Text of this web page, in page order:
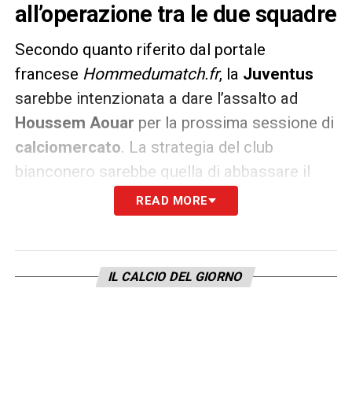
all’operazione tra le due squadre
Secondo quanto riferito dal portale
francese Hommedumatch.fr, la Juventus
sarebbe intenzionata a dare l’assalto ad
Houssem Aouar per la prossima sessione di
calciomercato. La strategia del club
bianconero sarebbe quella di abbassare il
prezzo del cartellino inserendo
nell’affare, già in prestito al
, sarebbe però contrario a questa
READ MORE
IL CALCIO DEL GIORNO